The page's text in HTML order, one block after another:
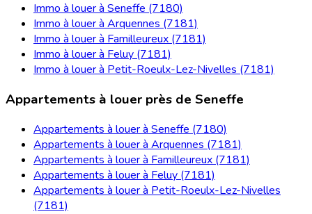
Immo à louer à Seneffe (7180)
Immo à louer à Arquennes (7181)
Immo à louer à Familleureux (7181)
Immo à louer à Feluy (7181)
Immo à louer à Petit-Roeulx-Lez-Nivelles (7181)
Appartements à louer près de Seneffe
Appartements à louer à Seneffe (7180)
Appartements à louer à Arquennes (7181)
Appartements à louer à Familleureux (7181)
Appartements à louer à Feluy (7181)
Appartements à louer à Petit-Roeulx-Lez-Nivelles
(7181)